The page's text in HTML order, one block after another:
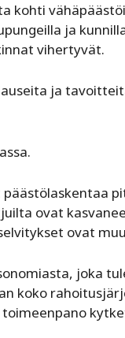
kohti
ja
vihertyvät.
ja
ovat
ovat
joka
koko